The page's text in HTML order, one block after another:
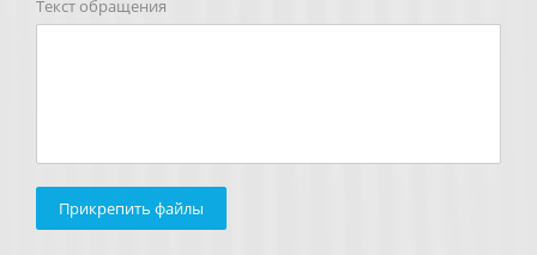
Текст обращения
Прикрепить файлы